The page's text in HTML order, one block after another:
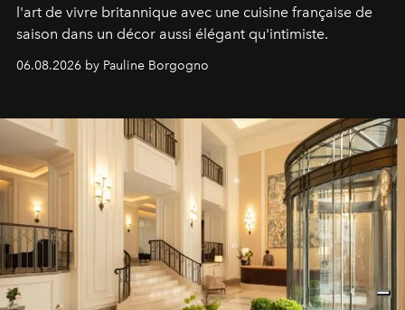
l'art de vivre britannique avec une cuisine française de
saison dans un décor aussi élégant qu'intimiste.
06.08.2026 by Pauline Borgogno